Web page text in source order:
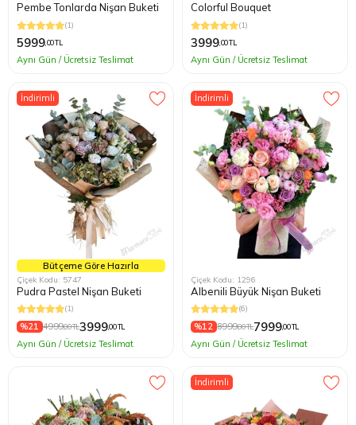
Pembe Tonlarda Nişan Buketi
(1)
5999,00 TL
Aynı Gün / Ücretsiz Teslimat
Colorful Bouquet
(1)
3999,00 TL
Aynı Gün / Ücretsiz Teslimat
İndirimli
Bütçeme Göre Hazırla
Çiçek Kodu: 5747
Pudra Pastel Nişan Buketi
(1)
%21 4999,00 TL3999,00 TL
Aynı Gün / Ücretsiz Teslimat
İndirimli
Çiçek Kodu: 1296
Albenili Büyük Nişan Buketi
(6)
%12 8999,00 TL7999,00 TL
Aynı Gün / Ücretsiz Teslimat
İndirimli